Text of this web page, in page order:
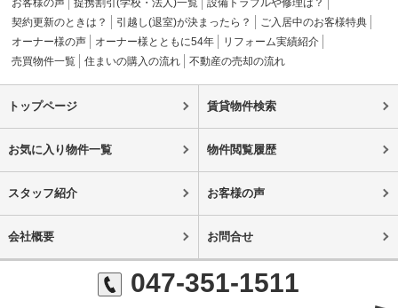
お客様の声 提携割引(学校・法人)一覧
設備トラブルや修理は？
契約更新のときは？
引越し(退室)が決まったら？
ご入居中のお客様特典
オーナー様の声
オーナー様とともに54年
リフォーム実績紹介
売買物件一覧
住まいの購入の流れ 不動産の売却の流れ
トップページ 賃貸物件検索
お気に入り物件一覧 物件閲覧履歴
スタッフ紹介 お客様の声
会社概要 お問合せ
047-351-1511